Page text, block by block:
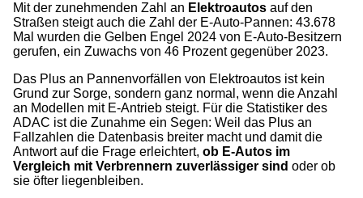
Mit der zunehmenden Zahl an Elektroautos auf den
Straßen steigt auch die Zahl der E-Auto-Pannen: 43.678
Mal wurden die Gelben Engel 2024 von E-Auto-Besitzern
gerufen, ein Zuwachs von 46 Prozent gegenüber 2023.
Das Plus an Pannenvorfällen von Elektroautos ist kein
Grund zur Sorge, sondern ganz normal, wenn die Anzahl
an Modellen mit E-Antrieb steigt. Für die Statistiker des
ADAC ist die Zunahme ein Segen: Weil das Plus an
Fallzahlen die Datenbasis breiter macht und damit die
Antwort auf die Frage erleichtert, ob E-Autos im
Vergleich mit Verbrennern zuverlässiger sind oder ob
sie öfter liegenbleiben.